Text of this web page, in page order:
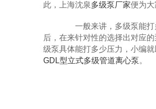
此，上海沈泉多级泵厂家便为大
一般来讲，多级泵能打
后，在来针对性的选择出对应
级泵具体能打多少压力，小编
GDL型立式多级管道离心泵。